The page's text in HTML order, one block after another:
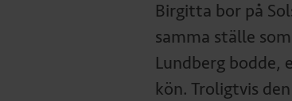
Birgitta bor på
samma ställe
Lundberg bodde,
kön. Troligtvis